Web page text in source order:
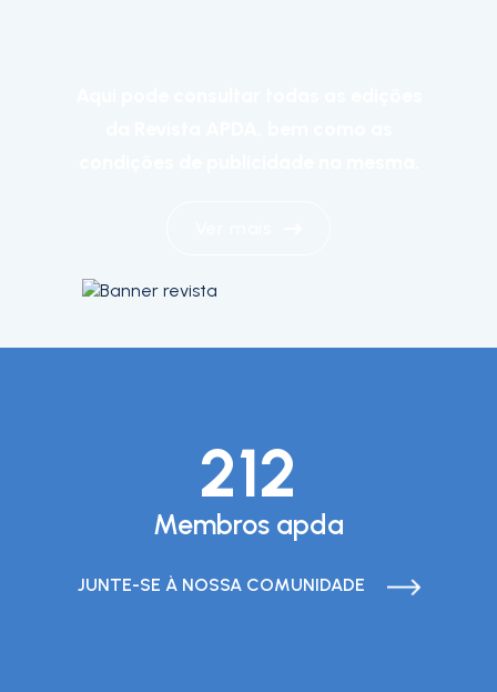
212
Membros apda
JUNTE-SE À NOSSA COMUNIDADE